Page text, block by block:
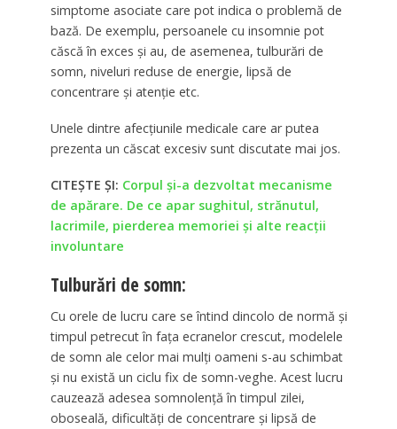
simptome asociate care pot indica o problemă de
bază. De exemplu, persoanele cu insomnie pot
căscă în exces și au, de asemenea, tulburări de
somn, niveluri reduse de energie, lipsă de
concentrare și atenție etc.
Unele dintre afecțiunile medicale care ar putea
prezenta un căscat excesiv sunt discutate mai jos.
CITEȘTE ȘI: Corpul și-a dezvoltat mecanisme
de apărare. De ce apar sughitul, strănutul,
lacrimile, pierderea memoriei și alte reacții
involuntare
Tulburări de somn:
Cu orele de lucru care se întind dincolo de normă și
timpul petrecut în fața ecranelor crescut, modelele
de somn ale celor mai mulți oameni s-au schimbat
și nu există un ciclu fix de somn-veghe. Acest lucru
cauzează adesea somnolență în timpul zilei,
oboseală, dificultăți de concentrare și lipsă de